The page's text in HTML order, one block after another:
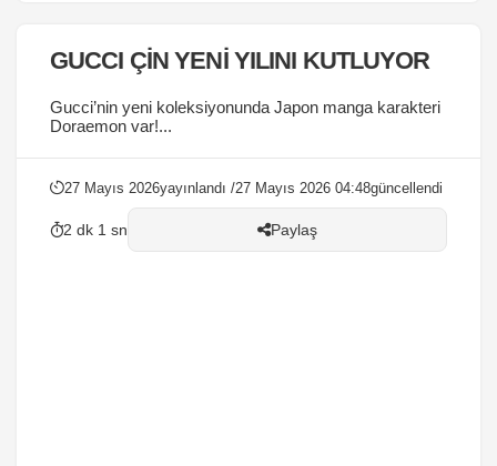
GUCCI ÇİN YENİ YILINI KUTLUYOR
Gucci’nin yeni koleksiyonunda Japon manga karakteri
Doraemon var!...
27 Mayıs 2026yayınlandı /27 Mayıs 2026 04:48güncellendi
2 dk 1 sn Paylaş